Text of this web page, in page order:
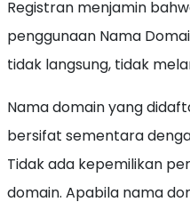
Registran menjamin
penggunaan Nama
tidak langsung, tidak
Nama domain yang
bersifat sementara
Tidak ada kepemilikan
domain. Apabila nama